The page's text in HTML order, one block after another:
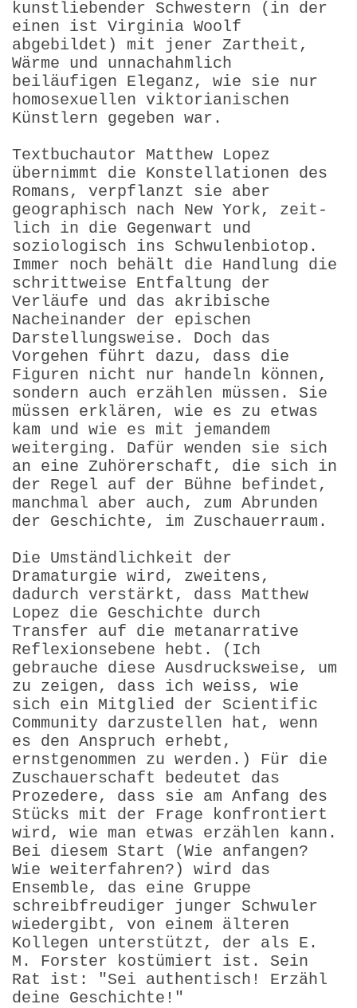
kunstliebender Schwestern (in der
einen ist Virginia Woolf
abgebildet) mit jener Zartheit,
Wärme und unnachahmlich
beiläufigen Eleganz, wie sie nur
homosexuellen viktorianischen
Künstlern gegeben war.
Textbuchautor Matthew Lopez
übernimmt die Konstellationen des
Romans, verpflanzt sie aber
geographisch nach New York, zeit­
lich in die Gegenwart und
soziologisch ins Schwulenbiotop.
Immer noch behält die Handlung die
schrittweise Entfaltung der
Verläufe und das akribische
Nacheinander der epischen
Darstellungsweise. Doch das
Vorgehen führt dazu, dass die
Figuren nicht nur handeln können,
sondern auch erzählen müssen. Sie
müssen erklären, wie es zu etwas
kam und wie es mit jemandem
weiterging. Dafür wenden sie sich
an eine Zuhörerschaft, die sich in
der Regel auf der Bühne befindet,
manchmal aber auch, zum Abrunden
der Geschichte, im Zuschauer­raum.
Die Umständlichkeit der
Dramaturgie wird, zweitens,
dadurch verstärkt, dass Matthew
Lopez die Geschichte durch
Transfer auf die metanarrative
Reflexionsebene hebt. (Ich
gebrauche diese Ausdrucksweise, um
zu zeigen, dass ich weiss, wie
sich ein Mitglied der Scientific
Community darzustellen hat, wenn
es den Anspruch erhebt,
ernstgenommen zu werden.) Für die
Zuschauerschaft bedeutet das
Prozedere, dass sie am Anfang des
Stücks mit der Frage konfrontiert
wird, wie man etwas erzählen kann.
Bei diesem Start (Wie anfangen?
Wie weiterfahren?) wird das
Ensemble, das eine Gruppe
schreibfreudiger junger Schwuler
wiedergibt, von einem älteren
Kollegen unterstützt, der als E.
M. Forster kostümiert ist. Sein
Rat ist: "Sei authentisch! Erzähl
deine Geschichte!"